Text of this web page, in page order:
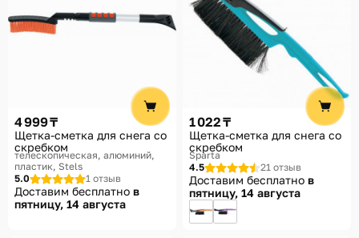
4 999 ₸
Щетка-сметка для снега со
скребком
телескопическая, алюминий,
пластик Stels
5.0
1 отзыв
Доставим бесплатно в
пятницу, 14 августа
1 022 ₸
Щетка-сметка для снега со
скребком
Sparta
4.5
21 отзыв
Доставим бесплатно в
пятницу, 14 августа